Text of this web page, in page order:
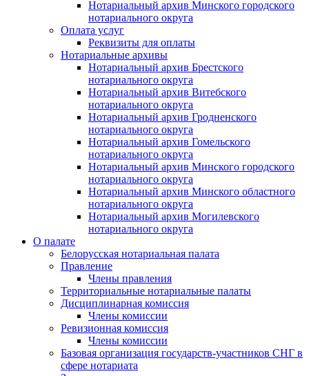
Нотариальный архив Минского городского
нотариального округа
Оплата услуг
Реквизиты для оплаты
Нотариальные архивы
Нотариальный архив Брестского
нотариального округа
Нотариальный архив Витебского
нотариального округа
Нотариальный архив Гродненского
нотариального округа
Нотариальный архив Гомельского
нотариального округа
Нотариальный архив Минского городского
нотариального округа
Нотариальный архив Минского областного
нотариального округа
Нотариальный архив Могилевского
нотариального округа
О палате
Белорусская нотариальная палата
Правление
Члены правления
Территориальные нотариальные палаты
Дисциплинарная комиссия
Члены комиссии
Ревизионная комиссия
Члены комиссии
Базовая организация государств-участников СНГ в
сфере нотариата